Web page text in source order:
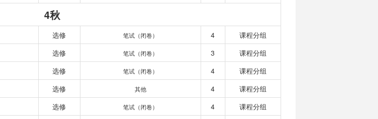
4秋
选修 笔试（闭卷） 4
课程分组
选修 笔试（闭卷） 3
课程分组
选修 笔试（闭卷） 4
课程分组
选修 其他 4
课程分组
选修 笔试（闭卷） 4
课程分组